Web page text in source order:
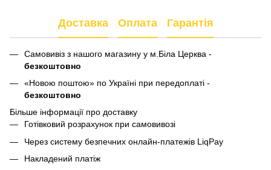
Доставка Оплата Гарантія
Самовивіз з нашого магазину у м.Біла Церква -
безкоштовно
«Новою поштою» по Україні при передоплаті -
безкоштовно
Більше інформації про доставку
Готівковий розрахунок при самовивозі
Через систему безпечних онлайн-платежів LiqPay
Накладений платіж